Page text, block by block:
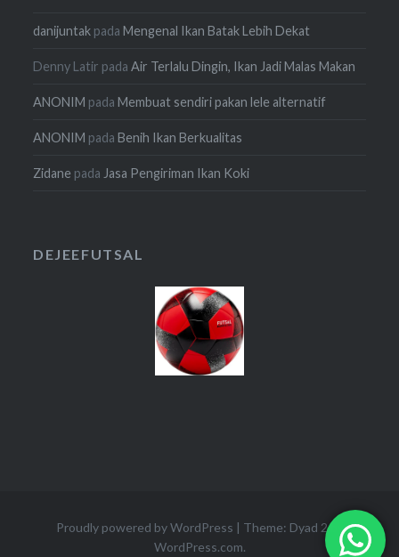
danijuntak padaMengenal Ikan Batak Lebih Dekat
Denny Latir padaAir Terlalu Dingin, Ikan Jadi Malas Makan
ANONIM padaMembuat sendiri pakan lele alternatif
ANONIM padaBenih Ikan Berkualitas
Zidane pada Jasa Pengiriman Ikan Koki
DEJEEFUTSAL
Proudly powered by WordPress
Theme: Dyad 2 by
WordPress.com.